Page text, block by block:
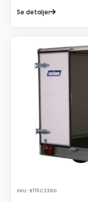
Se detaljer
SKU: B715C236D